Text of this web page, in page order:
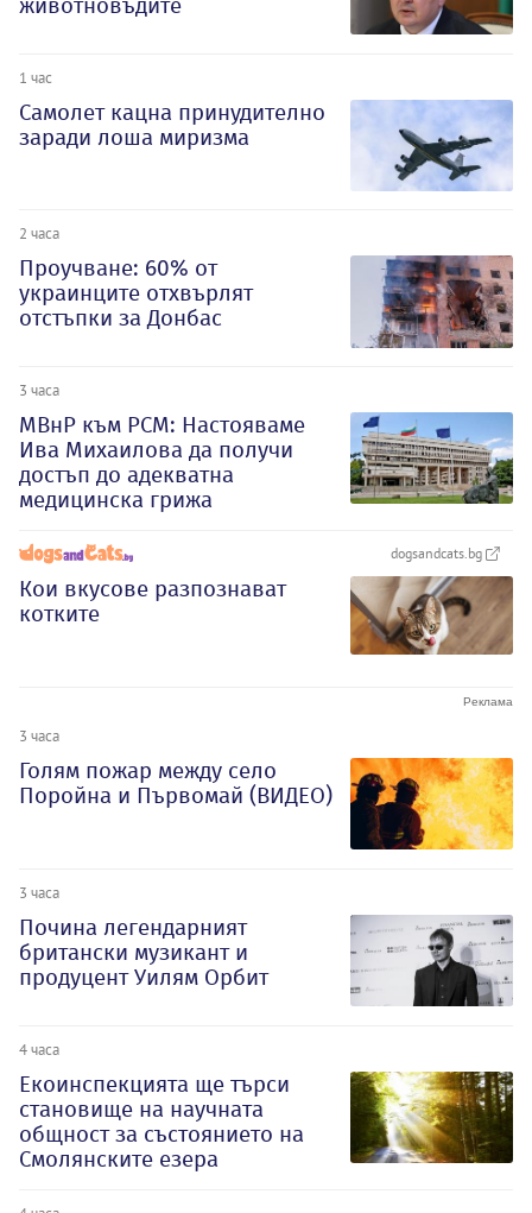
1 час
Самолет кацна принудително
заради лоша миризма
2 часа
Проучване: 60% от
украинците отхвърлят
отстъпки за Донбас
3 часа
МВнР към РСМ: Настояваме
Ива Михаилова да получи
достъп до адекватна
медицинска грижа
dogsandcats.bg
Кои вкусове разпознават
котките
3 часа
Голям пожар между село
Поройна и Първомай (ВИДЕО)
3 часа
Почина легендарният
британски музикант и
продуцент Уилям Орбит
4 часа
Екоинспекцията ще търси
становище на научната
общност за състоянието на
Смолянските езера